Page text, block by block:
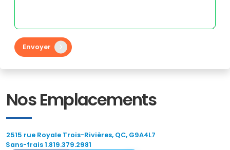
Envoyer
Nos Emplacements
2515 rue Royale Trois-Rivières, QC, G9A4L7
Sans-frais 1.819.379.2981